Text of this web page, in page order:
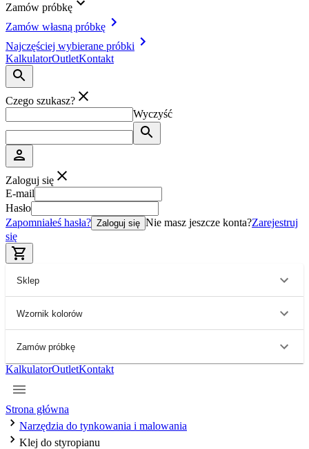
Zamów próbkę
Zamów własną próbkę
Najczęściej wybierane próbki
KalkulatorOutletKontakt
Czego szukasz?
Wyczyść
Zaloguj się
E-mail
Hasło
Zapomniałeś hasła? Zaloguj się Nie masz jeszcze konta?Zarejestruj
się
Sklep
Wzornik kolorów
Zamów próbkę
KalkulatorOutletKontakt
Strona główna
Narzędzia do tynkowania i malowania
Klej do styropianu